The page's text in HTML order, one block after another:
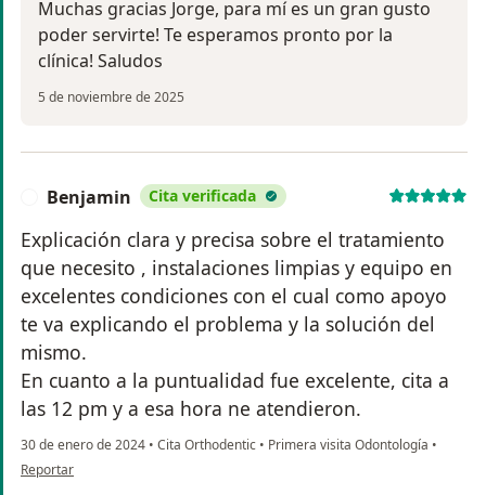
Muchas gracias Jorge, para mí es un gran gusto
poder servirte! Te esperamos pronto por la
clínica! Saludos
5 de noviembre de 2025
Benjamin Cita verificada
Explicación clara y precisa sobre el tratamiento
que necesito , instalaciones limpias y equipo en
excelentes condiciones con el cual como apoyo
te va explicando el problema y la solución del
mismo.
En cuanto a la puntualidad fue excelente, cita a
las 12 pm y a esa hora ne atendieron.
30 de enero de 2024 • Cita Orthodentic • Primera visita Odontología •
en opinión del usuario Benjamin
Reportar